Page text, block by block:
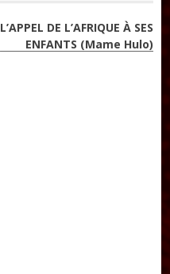
L’APPEL DE L’AFRIQUE À SES
ENFANTS (Mame Hulo)